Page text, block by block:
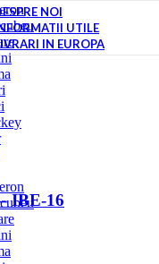
NOI
UTILE
IN EUROPA
IBE-16